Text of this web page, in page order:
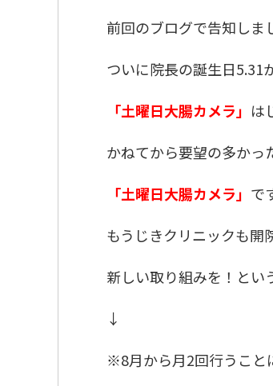
前回のブログで告知しま
ついに院長の誕生日5.31
「土曜日大腸カメラ」 は
かねてから要望の多かっ
「土曜日大腸カメラ」 で
もうじきクリニックも開
新しい取り組みを！とい
↓
※8月から月2回行うこと